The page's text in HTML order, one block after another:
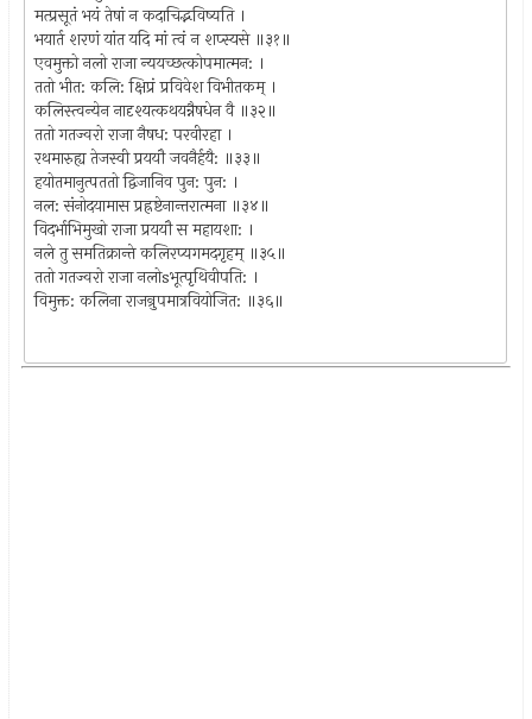
मत्प्रसूतं भयं तेषां न कदाचिद्भविष्यति ।
भयार्त शरणं यांत यदि मां त्वं न शप्स्यसे ॥३१॥
एवमुक्तो नलो राजा न्ययच्छत्कोपमात्मन: ।
ततो भीत: कलि: क्षिप्रं प्रविवेश विभीतकम् ।
कलिस्त्वन्येन नादृश्यत्कथयन्नैषधेन वै ॥३२॥
ततो गतज्वरो राजा नैषध: परवीरहा ।
रथमारुह्य तेजस्वी प्रययौ जवनैर्हयै: ॥३३॥
हयोतमानुत्पततो द्विजानिव पुन: पुन: ।
नल: संनोदयामास प्रह्रष्टेनान्तरात्मना ॥३४॥
विदर्भाभिमुखो राजा प्रययौ स महायशा: ।
नले तु समतिक्रान्ते कलिरप्यगमदगृहम् ॥३५॥
ततो गतज्वरो राजा नलोsभूत्पृथिवीपति: ।
विमुक्त: कलिना राजन्रुपमात्रवियोजित: ॥३६॥